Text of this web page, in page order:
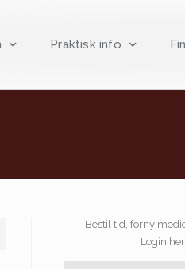
Praktisk info
Bestil tid, forny
Login